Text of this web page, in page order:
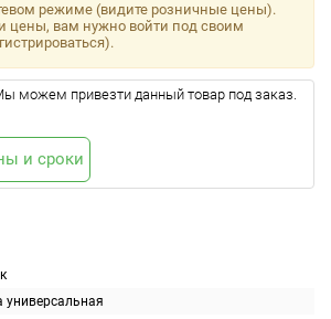
универсальная
режиме (видите розничные цены).
цены, вам нужно войти под своим
можем привезти данный товар под заказ.
и сроки